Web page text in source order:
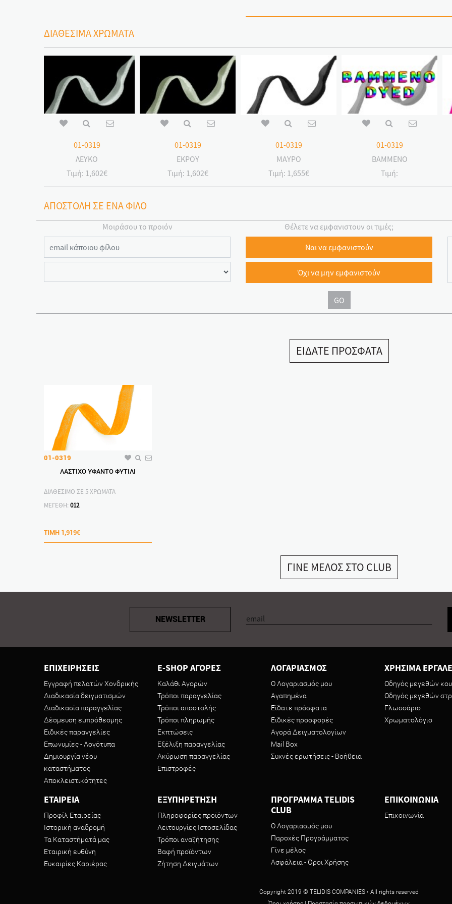
ΔΙΑΘΕΣΙΜΑ ΧΡΩΜΑΤΑ
01-0319
ΛΕΥΚΟ
Τιμή: 1,602€
01-0319
ΕΚΡΟΥ
Τιμή: 1,602€
01-0319
ΜΑΥΡΟ
Τιμή: 1,655€
01-0319
ΒΑΜΜΕΝΟ
Τιμή:
ΑΠΟΣΤΟΛΗ ΣΕ ΕΝΑ ΦΙΛΟ
Μοιράσου το προιόν Θέλετε να εμφανιστουν οι τιμές;
Ναι να εμφανιστούν
Όχι να μην εμφανιστούν
GO
ΕΙΔΑΤΕ ΠΡΟΣΦΑΤΑ
01-0319
ΛΑΣΤΙΧΟ ΥΦΑΝΤΟ ΦΥΤΙΛΙ
ΔΙΑΘΕΣΙΜΟ ΣΕ 5 ΧΡΩΜΑΤΑ
ΜΕΓΕΘΗ: 012
ΤΙΜΗ 1,919€
ΓΙΝΕ ΜΕΛΟΣ ΣΤΟ CLUB
NEWSLETTER
ΕΠΙΧΕΙΡΗΣΕΙΣ
Εγγραφή πελατών Χονδρικής
Διαδικασία δειγματισμών
Διαδικασία παραγγελίας
Δέσμευση εμπρόθεσμης
Ειδικές παραγγελίες
Επωνυμίες - Λογότυπα
Δημιουργία νέου
καταστήματος
Αποκλειστικότητες
E-SHOP ΑΓΟΡΕΣ
Καλάθι Αγορών
Τρόποι παραγγελίας
Τρόποι αποστολής
Τρόποι πληρωμής
Εκπτώσεις
Εξέλιξη παραγγελίας
Ακύρωση παραγγελίας
Επιστροφές
ΛΟΓΑΡΙΑΣΜΟΣ
Ο Λογαριασμός μου
Αγαπημένα
Είδατε πρόσφατα
Ειδικές προσφορές
Αγορά Δειγματολογίων
Mail Box
Συχνές ερωτήσεις - Βοήθεια
ΧΡΗΣΙΜΑ
Οδηγός μεγεθών
Οδηγός μεγεθών
Γλωσσάριο
Χρωματολόγιο
ΕΤΑΙΡΕΙΑ
Προφίλ Εταιρείας
Ιστορική αναδρομή
Τα Καταστήματά μας
Εταιρική ευθύνη
Ευκαιρίες Καριέρας
ΕΞΥΠΗΡΕΤΗΣΗ
Πληροφορίες προϊόντων
Λειτουργίες Ιστοσελίδας
Τρόποι αναζήτησης
Βαφή προϊόντων
Ζήτηση Δειγμάτων
ΠΡΟΓΡΑΜΜΑ TELIDIS
CLUB
Ο Λογαριασμός μου
Παροχές Προγράμματος
Γίνε μέλος
Ασφάλεια - Όροι Χρήσης
ΕΠΙΚΟΙΝΩΝΙΑ
Επικοινωνία
Copyright 2019 © TELIDIS COMPANIES • All rights reserved